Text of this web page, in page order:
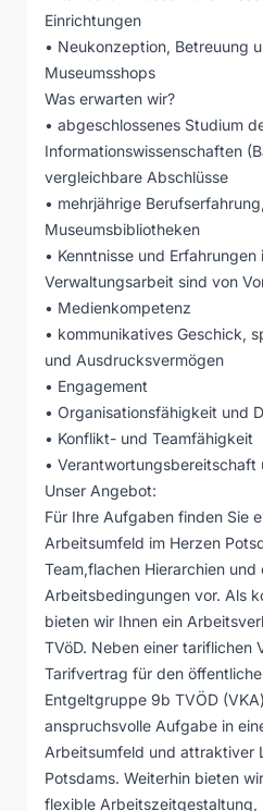
Einrichtungen
• Neukonzeption, Betreuung
Museumsshops
Was erwarten wir?
• abgeschlossenes Studium
Informationswissenschaften
vergleichbare Abschlüsse
• mehrjährige
Museumsbibliotheken
• Kenntnisse und
Verwaltungsarbeit sind von
• Medienkompetenz
• kommunikatives Geschick,
und Ausdrucksvermögen
• Engagement
• Organisationsfähigkeit und
• Konflikt- und Teamfähigkeit
• Verantwortungsbereitschaft
Unser Angebot:
Für Ihre Aufgaben finden Sie
Arbeitsumfeld im Herzen
Team,flachen Hierarchien
Arbeitsbedingungen vor. Als
bieten wir Ihnen ein
TVöD. Neben einer tariflichen
Tarifvertrag für den
Entgeltgruppe 9b TVÖD
anspruchsvolle Aufgabe in
Arbeitsumfeld und attraktiver
Potsdams. Weiterhin bieten
flexible Arbeitszeitgestaltung,